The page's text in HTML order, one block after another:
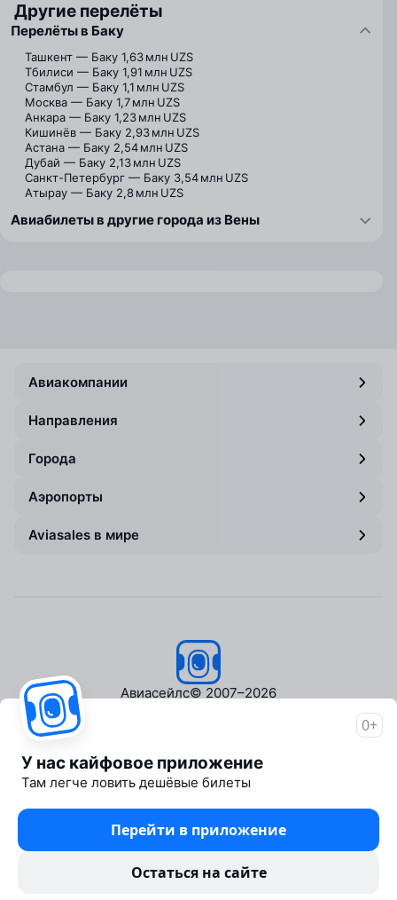
Другие перелёты
Перелёты в Баку
Ташкент — Баку 1,63 млн UZS
Тбилиси — Баку 1,91 млн UZS
Стамбул — Баку 1,1 млн UZS
Москва — Баку 1,7 млн UZS
Анкара — Баку 1,23 млн UZS
Кишинёв — Баку 2,93 млн UZS
Астана — Баку 2,54 млн UZS
Дубай — Баку 2,13 млн UZS
Санкт-Петербург — Баку 3,54 млн UZS
Атырау — Баку 2,8 млн UZS
Авиабилеты в другие города из Вены
Авиакомпании
Направления
Города
Аэропорты
Aviasales в мире
Авиасейлс© 2007–2026
Пресс‑центр
Travelpayouts
Партнёрская программа
Медиа Yo'lovchi
Трэвел‑медиа Aviasales.uz
0+
У нас кайфовое приложение
Там легче ловить дешёвые билеты
Перейти в приложение
Остаться на сайте